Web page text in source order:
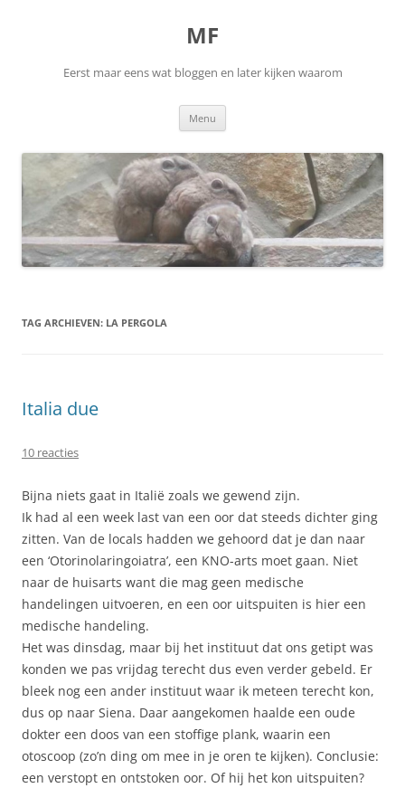
MF
Eerst maar eens wat bloggen en later kijken waarom
Menu
TAG ARCHIEVEN: LA PERGOLA
Italia due
10 reacties
Bijna niets gaat in Italië zoals we gewend zijn.
Ik had al een week last van een oor dat steeds dichter ging
zitten. Van de locals hadden we gehoord dat je dan naar
een ‘Otorinolaringoiatra’, een KNO-arts moet gaan. Niet
naar de huisarts want die mag geen medische
handelingen uitvoeren, en een oor uitspuiten is hier een
medische handeling.
Het was dinsdag, maar bij het instituut dat ons getipt was
konden we pas vrijdag terecht dus even verder gebeld. Er
bleek nog een ander instituut waar ik meteen terecht kon,
dus op naar Siena. Daar aangekomen haalde een oude
dokter een doos van een stoffige plank, waarin een
otoscoop (zo’n ding om mee in je oren te kijken). Conclusie:
een verstopt en ontstoken oor. Of hij het kon uitspuiten?